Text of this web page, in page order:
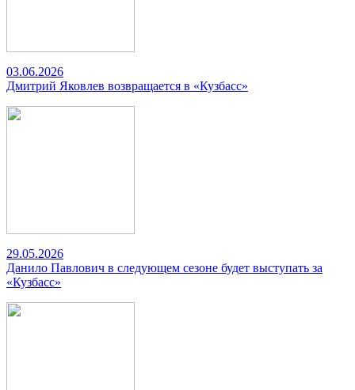
03.06.2026
Дмитрий Яковлев возвращается в «Кузбасс»
29.05.2026
Данило Павлович в следующем сезоне будет выступать за
«Кузбасс»